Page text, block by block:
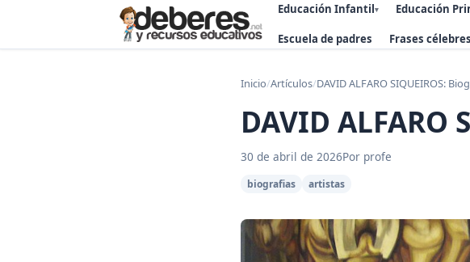
Educación Infantil▾ Educación
Escuela de padres Frases célebres
Inicio/Artículos/DAVID ALFARO SIQUEIROS:
DAVID
30 de abril de 2026Por profe
biografias artistas